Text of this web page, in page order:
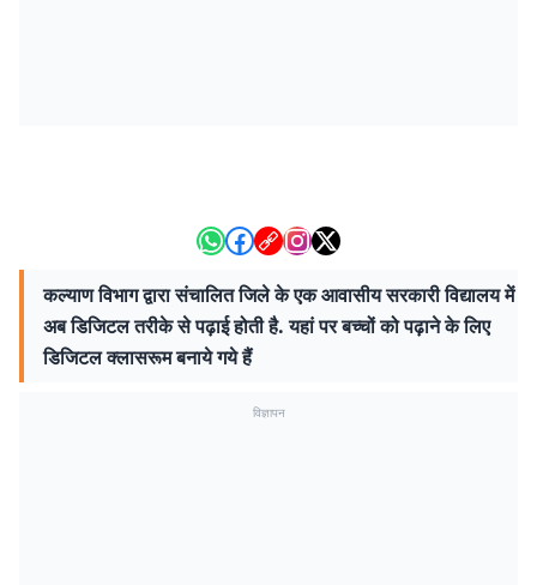
कल्याण विभाग द्वारा संचालित जिले के एक आवासीय सरकारी विद्यालय में
अब डिजिटल तरीके से पढ़ाई होती है. यहां पर बच्चों को पढ़ाने के लिए
डिजिटल क्लासरूम बनाये गये हैं
विज्ञापन